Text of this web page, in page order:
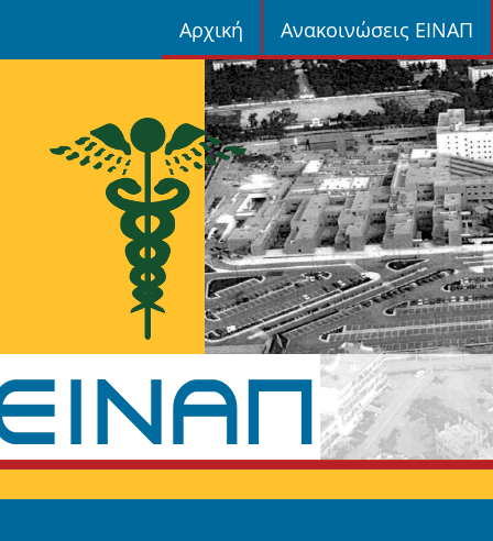
Αρχική Ανακοινώσεις ΕΙΝΑΠ